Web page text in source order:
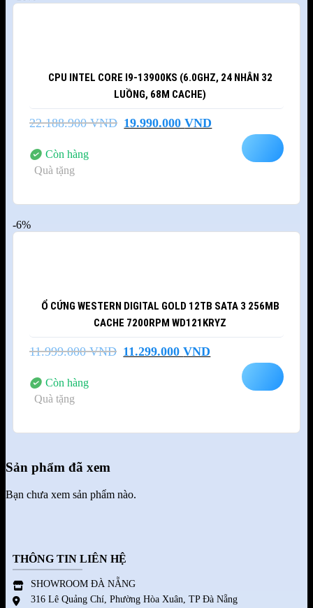
CPU INTEL CORE I9-13900KS (6.0GHZ, 24 NHÂN 32
LUỒNG, 68M CACHE)
22.188.900VND Giá
19.990.000VND
Còn hàng
Quà tặng
-6%
Ổ CỨNG WESTERN DIGITAL GOLD 12TB SATA 3 256MB
CACHE 7200RPM WD121KRYZ
11.999.000VND Giá
11.299.000VND
Còn hàng
Quà tặng
Sản phẩm đã xem
Bạn chưa xem sản phẩm nào.
THÔNG TIN LIÊN HỆ
SHOWROOM ĐÀ NẴNG
316 Lê Quảng Chí, Phường Hòa Xuân, TP Đà Nẵng